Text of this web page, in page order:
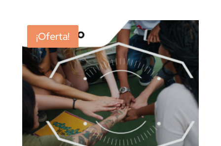
¡Oferta!